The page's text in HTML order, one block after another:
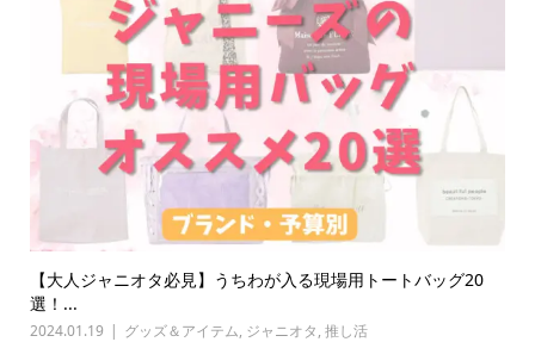
【大人ジャニオタ必見】うちわが入る現場用トートバッグ20
選！...
2024.01.19 グッズ＆アイテム, ジャニオタ, 推し活